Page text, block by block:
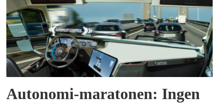
Autonomi-maratonen: Ingen